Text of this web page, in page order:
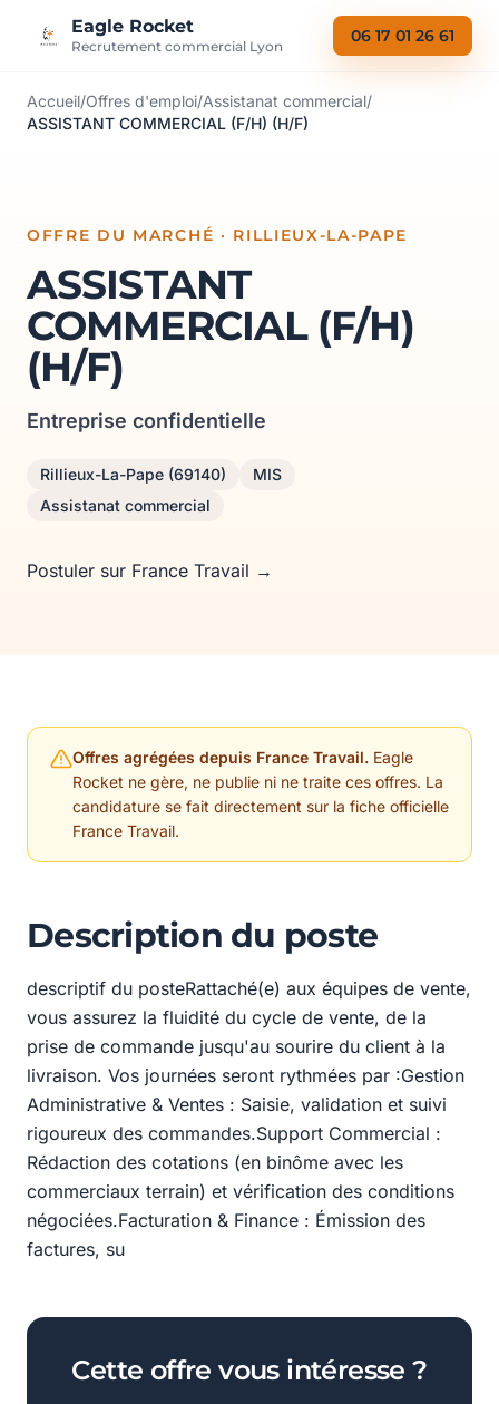
Eagle Rocket
Recrutement commercial Lyon
06 17 01 26 61
Accueil/Offres d'emploi/Assistanat commercial/
ASSISTANT COMMERCIAL (F/H) (H/F)
OFFRE DU MARCHÉ · RILLIEUX-LA-PAPE
ASSISTANT
COMMERCIAL (F/H)
(H/F)
Entreprise confidentielle
Rillieux-La-Pape (69140)
MIS
Assistanat commercial
Postuler sur France Travail →
Offres agrégées depuis France Travail. Eagle
Rocket ne gère, ne publie ni ne traite ces offres. La
candidature se fait directement sur la fiche officielle
France Travail.
Description du poste
descriptif du posteRattaché(e) aux équipes de vente,
vous assurez la fluidité du cycle de vente, de la
prise de commande jusqu'au sourire du client à la
livraison. Vos journées seront rythmées par :Gestion
Administrative & Ventes : Saisie, validation et suivi
rigoureux des commandes.Support Commercial :
Rédaction des cotations (en binôme avec les
commerciaux terrain) et vérification des conditions
négociées.Facturation & Finance : Émission des
factures, su
Cette offre vous intéresse ?